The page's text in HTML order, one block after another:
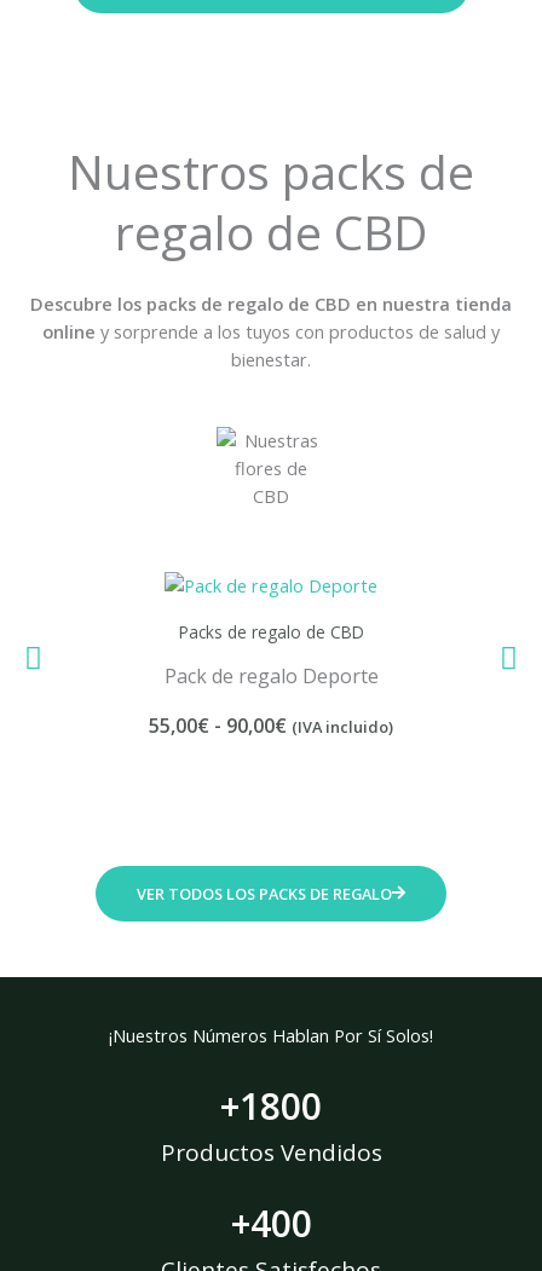
Nuestros packs de
regalo de CBD
Descubre los packs de regalo de CBD en nuestra tienda
online y sorprende a los tuyos con productos de salud y
bienestar.
Packs de regalo de CBD
Pack de regalo Deporte
55,00€ - 90,00€ R
d
e
p
e
i
:
d
e
d
(IVA incluido)
VER TODOS LOS PACKS DE REGALO
¡Nuestros Números Hablan Por Sí Solos!
Productos Vendidos
+1800
+400